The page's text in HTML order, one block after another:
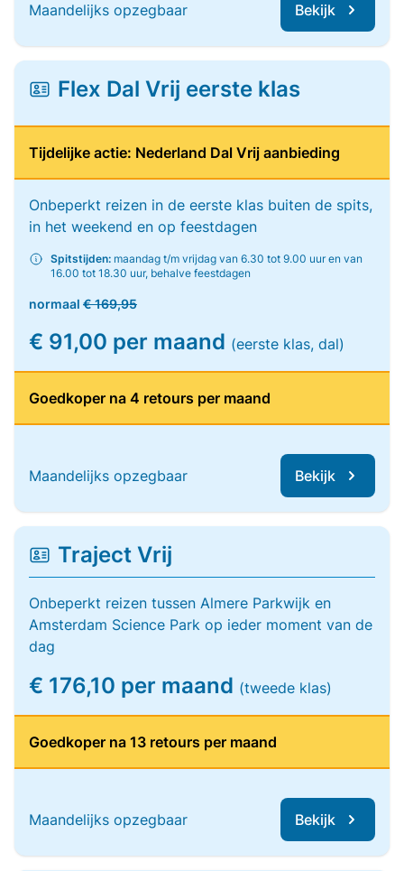
Maandelijks opzegbaar Bekijk
Flex Dal Vrij eerste klas
Tijdelijke actie: Nederland Dal Vrij aanbieding
Onbeperkt reizen in de eerste klas buiten de spits,
in het weekend en op feestdagen
Spitstijden: maandag t/m vrijdag van 6.30 tot 9.00 uur en van
16.00 tot 18.30 uur, behalve feestdagen
normaal € 169,95
€ 91,00 per maand (eerste klas, dal)
Goedkoper na 4 retours per maand
Maandelijks opzegbaar Bekijk
Traject Vrij
Onbeperkt reizen tussen Almere Parkwijk en
Amsterdam Science Park op ieder moment van de
dag
€ 176,10 per maand (tweede klas)
Goedkoper na 13 retours per maand
Maandelijks opzegbaar Bekijk